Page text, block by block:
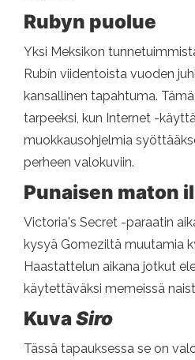
Rubyn puolue
Yksi Meksikon
Rubín viidentoista vuoden
kansallinen tapahtuma.
tarpeeksi, kun Internet -
muokkausohjelmia
perheen valokuviin.
Punaisen maton
Victoria's Secret -paraatin
kysyä Gomeziltä muutamia
Haastattelun aikana jotkut
käytettäväksi memeissä
KuvaSiro
Tässä tapauksessa se on